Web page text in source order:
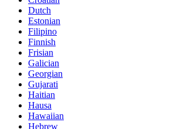
Dutch
Estonian
Filipino
Finnish
Frisian
Galician
Georgian
Gujarati
Haitian
Hausa
Hawaiian
Hebrew